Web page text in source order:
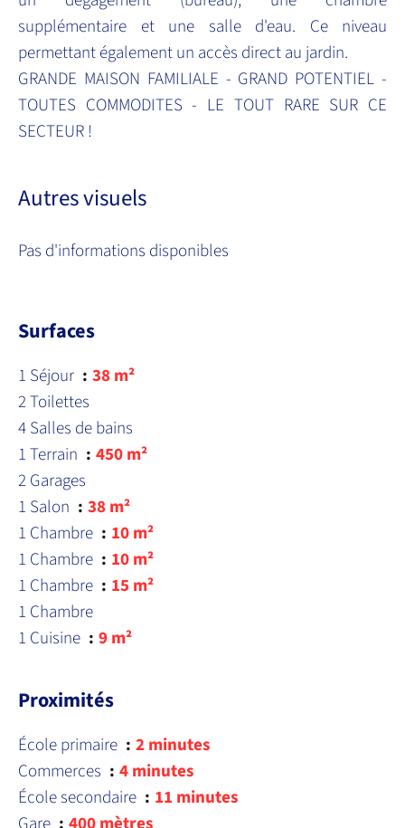
supplémentaire et une salle d'eau. Ce niveau
permettant également un accès direct au jardin.
GRANDE MAISON FAMILIALE - GRAND POTENTIEL -
TOUTES COMMODITES - LE TOUT RARE SUR CE
SECTEUR !
Autres visuels
Pas d'informations disponibles
Surfaces
1 Séjour
38 m²
2 Toilettes
4 Salles de bains
1 Terrain
450 m²
2 Garages
1 Salon
38 m²
1 Chambre
10 m²
1 Chambre
10 m²
1 Chambre
15 m²
1 Chambre
1 Cuisine
9 m²
Proximités
École primaire
2 minutes
Commerces
4 minutes
École secondaire
11 minutes